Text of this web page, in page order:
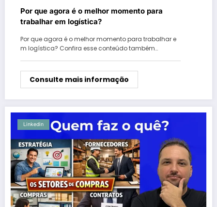
Por que agora é o melhor momento para
trabalhar em logística?
Por que agora é o melhor momento para trabalhar e
m logística? Confira esse conteúdo também…
Consulte mais informação
Linkedin